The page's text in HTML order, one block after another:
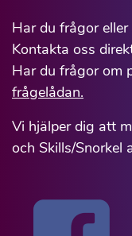
Har du frågor
Kontakta oss
Har du frågor om
frågelådan.
Vi hjälper dig att
och Skills/Snorkel